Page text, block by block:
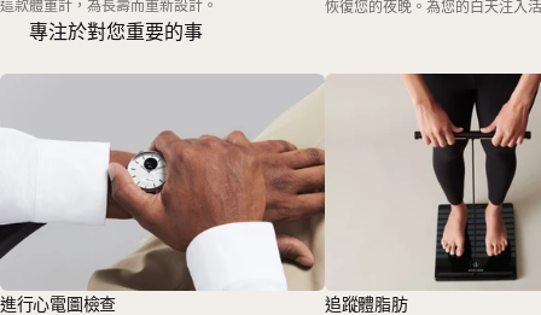
這款體重計，為長壽而重新設計。 恢復您的夜晚。為您的白天注入
專注於對您重要的事
進行心電圖檢查
追蹤體脂肪